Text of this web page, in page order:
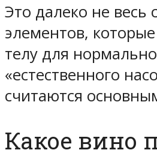
Это далеко не весь
элементов,
телу для
«естественного
считаются
Какое вино